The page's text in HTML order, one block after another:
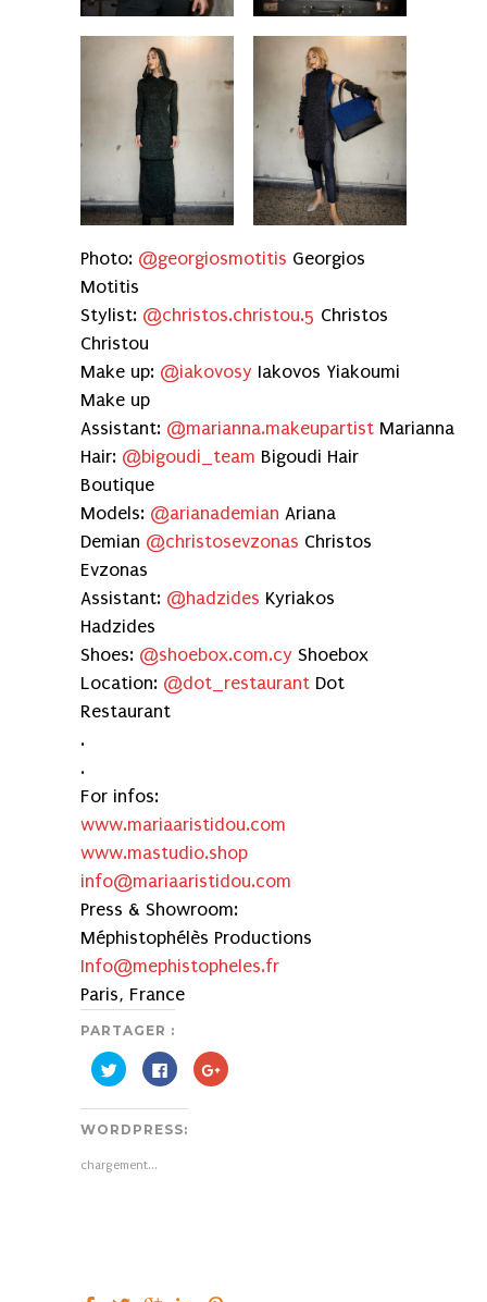
Photo: @georgiosmotitis Georgios
Motitis
Stylist: @christos.christou.5 Christos
Christou
Make up: @iakovosy Iakovos Yiakoumi
Make up
Assistant: @marianna.makeupartist Marianna
Hair: @bigoudi_team Bigoudi Hair
Boutique
Models: @arianademian Ariana
Demian @christosevzonas Christos
Evzonas
Assistant: @hadzides Kyriakos
Hadzides
Shoes: @shoebox.com.cy Shoebox
Location: @dot_restaurant Dot
Restaurant
.
.
For infos:
www.mariaaristidou.com
www.mastudio.shop
info@mariaaristidou.com
Press & Showroom:
Méphistophélès Productions
Info@mephistopheles.fr
Paris, France
PARTAGER :
Cliquez
pour
partager
sur
dans
fenêtre)
Cliquez
pour
partager
sur
dans
Cliquez
pour
WORDPRESS:
chargement…